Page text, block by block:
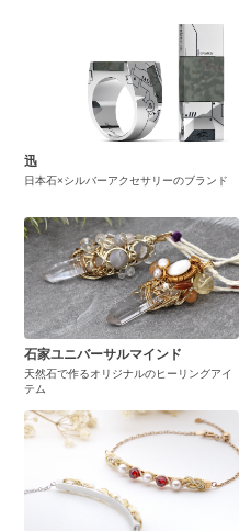
迅
日本石×シルバーアクセサリーのブランド
石家ユニバーサルマインド
天然石で作るオリジナルのヒーリングアイ
テム